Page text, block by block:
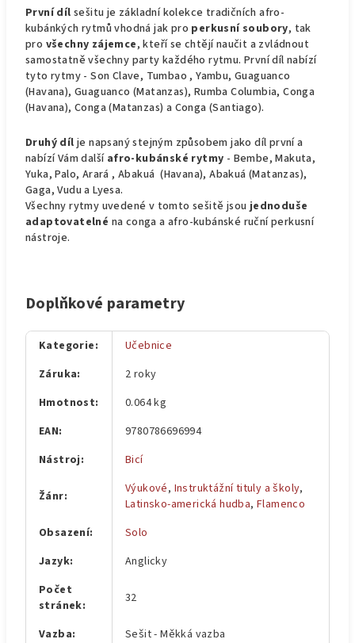
První díl sešitu je základní kolekce tradičních afro-
kubánkých rytmů vhodná jak pro perkusní soubory, tak
pro všechny zájemce, kteří se chtějí naučit a zvládnout
samostatně všechny party každého rytmu. První díl nabízí
tyto rytmy - Son Clave, Tumbao , Yambu, Guaguanco
(Havana), Guaguanco (Matanzas), Rumba Columbia, Conga
(Havana), Conga (Matanzas) a Conga (Santiago).
Druhý díl je napsaný stejným způsobem jako díl první a
nabízí Vám další afro-kubánské rytmy - Bembe, Makuta,
Yuka, Palo, Arará , Abakuá (Havana), Abakuá (Matanzas),
Gaga, Vudu a Lyesa.
Všechny rytmy uvedené v tomto sešitě jsoujednoduše
adaptovatelné na conga a afro-kubánské ruční perkusní
nástroje.
Doplňkové parametry
Kategorie:
Učebnice
Záruka:
2 roky
Hmotnost:
0.064 kg
EAN:
9780786696994
Nástroj: Bicí
Žánr: Výukové, Instruktážní tituly a školy,
Latinsko-americká hudba,Flamenco
Obsazení:
Solo
Jazyk:
Anglicky
Počet
stránek: 32
Vazba: Sešit - Měkká vazba